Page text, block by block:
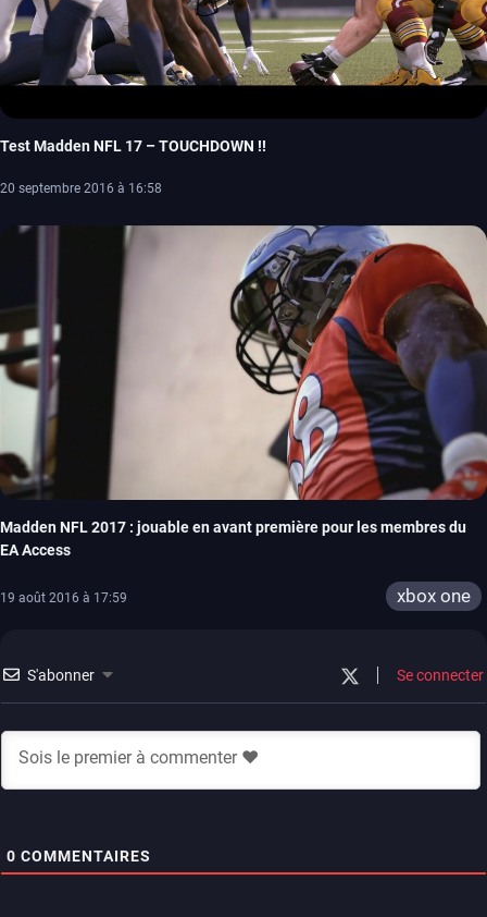
Test Madden NFL 17 – TOUCHDOWN !!
20 septembre 2016 à 16:58
Madden NFL 2017 : jouable en avant première pour les membres du
EA Access
19 août 2016 à 17:59 xbox one
S'abonner Se connecter
0 COMMENTAIRES